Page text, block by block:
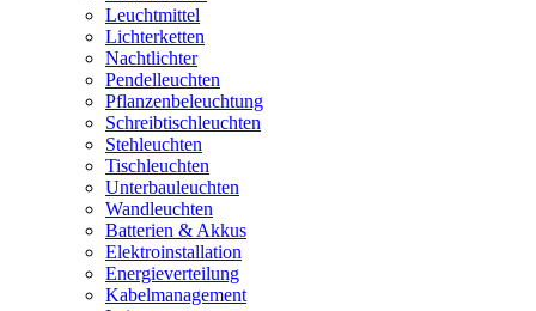
Leuchtmittel
Lichterketten
Nachtlichter
Pendelleuchten
Pflanzenbeleuchtung
Schreibtischleuchten
Stehleuchten
Tischleuchten
Unterbauleuchten
Wandleuchten
Batterien & Akkus
Elektroinstallation
Energieverteilung
Kabelmanagement